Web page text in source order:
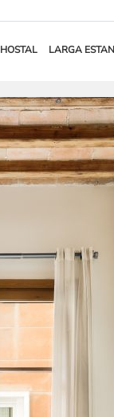
HOSTAL LARGA